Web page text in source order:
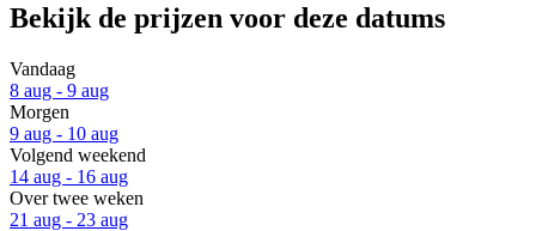
Bekijk de prijzen voor deze datums
Vandaag
8 aug - 9 aug
Morgen
9 aug - 10 aug
Volgend weekend
14 aug - 16 aug
Over twee weken
21 aug - 23 aug